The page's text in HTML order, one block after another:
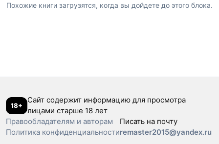
Похожие книги загрузятся, когда вы дойдете до этого блока.
18+
Сайт содержит информацию для просмотра
лицами старше 18 лет
Правообладателям и авторам
Политика конфиденциальности
Писать на почту
remaster2015@yandex.ru